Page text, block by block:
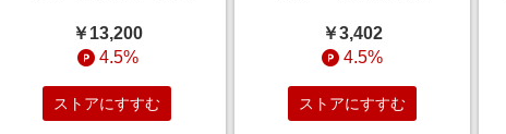
り物＆ご褒美ギフト】
￥13,200
4.5%
ストアにすすむ
スイーツ
￥3,402
4.5%
ストアにすすむ